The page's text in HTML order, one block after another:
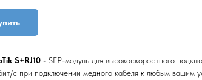
S+RJ10 - SFP-модуль для высокоскоростного
с при подключении медного кабеля к любым вашим